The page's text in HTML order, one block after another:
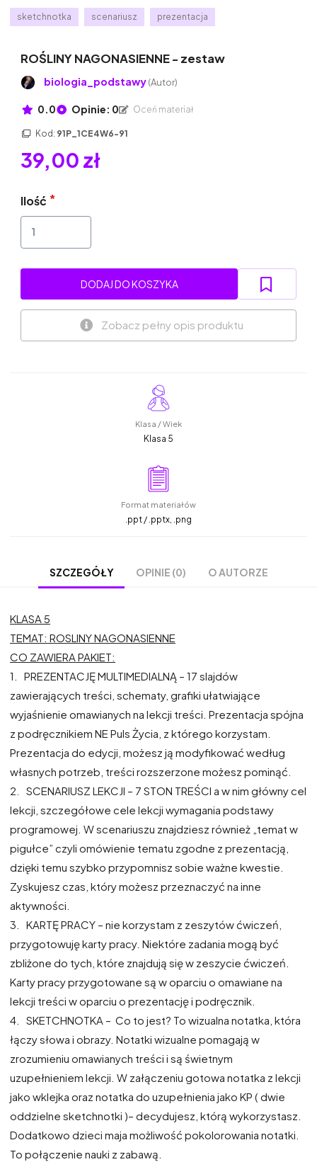
sketchnotka scenariusz prezentacja
ROŚLINY NAGONASIENNE - zestaw
biologia_podstawy(Autor)
0.0 Opinie: 0 Oceń materiał
Kod: 91P_1CE4W6-91
39,00 zł
Ilość
DODAJ DO KOSZYKA
Zobacz pełny opis produktu
Klasa / Wiek
Klasa 5
Format materiałów
.ppt / .pptx, .png
SZCZEGÓŁY OPINIE (0) O AUTORZE
KLASA 5
TEMAT: ROSLINY NAGONASIENNE
CO ZAWIERA PAKIET:
1.
PREZENTACJĘ MULTIMEDIALNĄ – 17 slajdów
zawierających treści, schematy, grafiki ułatwiające
wyjaśnienie omawianych na lekcji treści. Prezentacja spójna
z podręcznikiem NE Puls Życia, z którego korzystam.
Prezentacja do edycji, możesz ją modyfikować według
własnych potrzeb, treści rozszerzone możesz pominąć.
2. SCENARIUSZ LEKCJI – 7 STON TREŚCI a w nim główny cel
lekcji, szczegółowe cele lekcji wymagania podstawy
programowej. W scenariuszu znajdziesz również „temat w
pigułce” czyli omówienie tematu zgodne z prezentacją,
dzięki temu szybko przypomnisz sobie ważne kwestie.
Zyskujesz czas, który możesz przeznaczyć na inne
aktywności.
3.
KARTĘ PRACY – nie korzystam z zeszytów ćwiczeń,
przygotowuję karty pracy. Niektóre zadania mogą być
zbliżone do tych, które znajdują się w zeszycie ćwiczeń.
Karty pracy przygotowane są w oparciu o omawiane na
lekcji treści w oparciu o prezentację i podręcznik.
4.
SKETCHNOTKA – Co to jest? To wizualna notatka, która
łączy słowa i obrazy. Notatki wizualne pomagają w
zrozumieniu omawianych treści i są świetnym
uzupełnieniem lekcji. W załączeniu gotowa notatka z lekcji
jako wklejka oraz notatka do uzupełnienia jako KP ( dwie
oddzielne sketchnotki )– decydujesz, którą wykorzystasz.
Dodatkowo dzieci maja możliwość pokolorowania notatki.
To połączenie nauki z zabawą.